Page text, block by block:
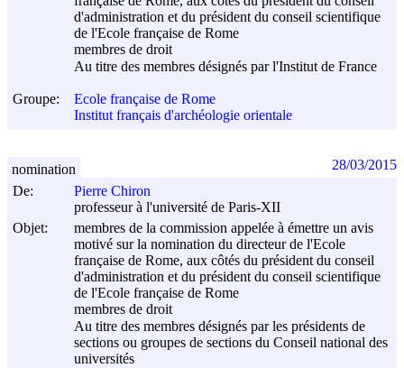
d'administration et du président du conseil scientifique
de l'Ecole française de Rome
membres de droit
Au titre des membres désignés par l'Institut de France
Groupe:
Ecole française de Rome
Institut français d'archéologie orientale
De:
Pierre Chiron
professeur à l'université de Paris-XII
Objet:
membres de la commission appelée à émettre un avis
motivé sur la nomination du directeur de l'Ecole
française de Rome, aux côtés du président du conseil
d'administration et du président du conseil scientifique
de l'Ecole française de Rome
membres de droit
Au titre des membres désignés par les présidents de
sections ou groupes de sections du Conseil national des
universités
nomination 28/03/2015